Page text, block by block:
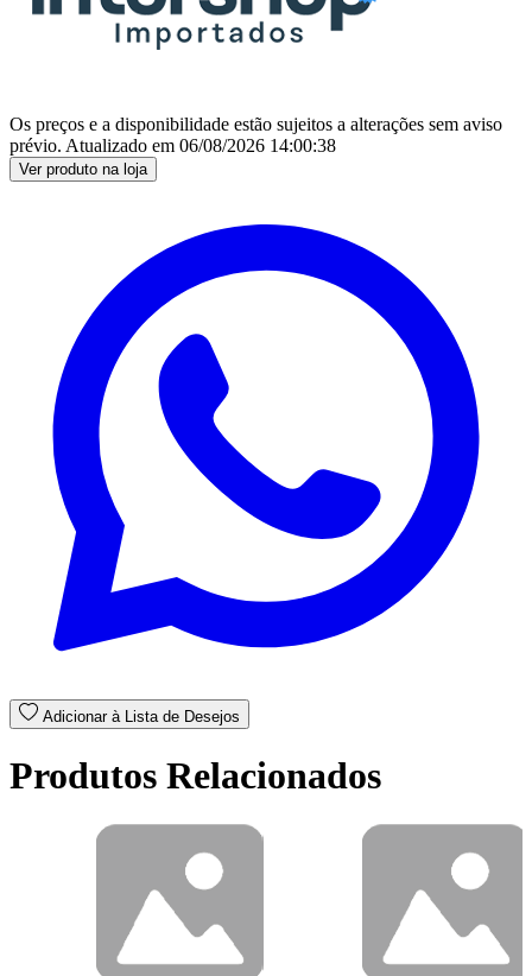
Os preços e a disponibilidade estão sujeitos a alterações sem aviso
prévio. Atualizado em 06/08/2026 14:00:38
Ver produto na loja
Adicionar à Lista de Desejos
Produtos Relacionados